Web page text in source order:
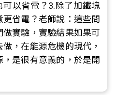
以省電？3.除了加鐵塊
省電？老師說：這些問
實驗，實驗結果如果可
，在能源危機的現代，
是很有意義的，於是開